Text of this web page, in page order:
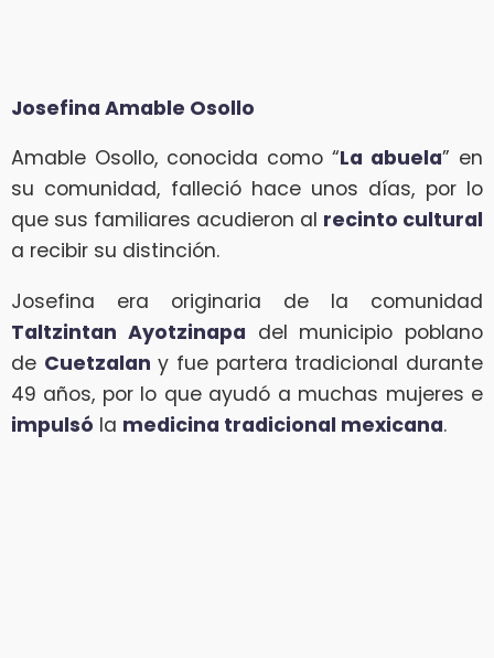
Josefina Amable Osollo
Amable Osollo, conocida como “La abuela” en
su comunidad, falleció hace unos días, por lo
que sus familiares acudieron al recinto cultural
a recibir su distinción.
Josefina era originaria de la comunidad
Taltzintan Ayotzinapa del municipio poblano
de Cuetzalan y fue partera tradicional durante
49 años, por lo que ayudó a muchas mujeres e
impulsó la medicina tradicional mexicana.